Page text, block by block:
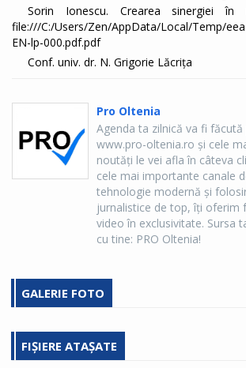
Sorin Ionescu. Crearea sinergiei în
file:///C:/Users/Zen/AppData/Local/Temp/
EN-lp-000.pdf.pdf
Conf. univ. dr. N. Grigorie Lăcrița
Pro Oltenia
Agenda ta zilnică va fi
www.pro-oltenia.ro şi cele
noutăţi le vei afla în câteva
cele mai importante canale
tehnologie modernă şi
jurnalistice de top, îţi oferim
video în exclusivitate. Sursa
cu tine: PRO Oltenia!
GALERIE FOTO
FIȘIERE ATAȘATE